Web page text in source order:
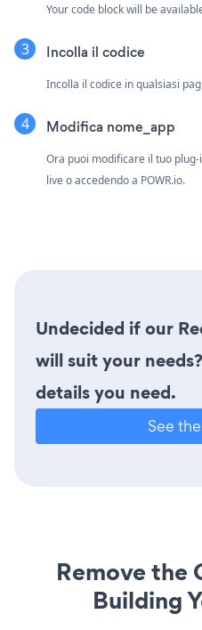
Your code block will be
Incolla il codice
Incolla il codice in qualsiasi
Modifica nome_app
Ora puoi modificare il tuo
live o accedendo a POWR.io.
Undecided if our
will suit your
details you need.
See
Remove the
Building